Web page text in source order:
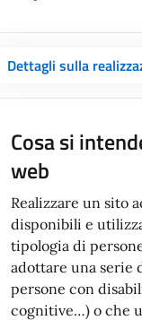
Dettagli sulla
Cosa si
web
Realizzare un sito
disponibili e
tipologia di
adottare una serie
persone con
cognitive…) o che